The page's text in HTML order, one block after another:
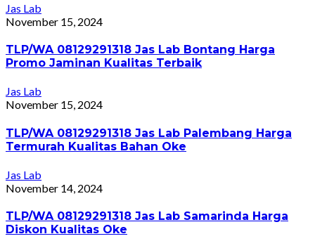
Jas Lab
November 15, 2024
TLP/WA 08129291318 Jas Lab Bontang Harga
Promo Jaminan Kualitas Terbaik
Jas Lab
November 15, 2024
TLP/WA 08129291318 Jas Lab Palembang Harga
Termurah Kualitas Bahan Oke
Jas Lab
November 14, 2024
TLP/WA 08129291318 Jas Lab Samarinda Harga
Diskon Kualitas Oke